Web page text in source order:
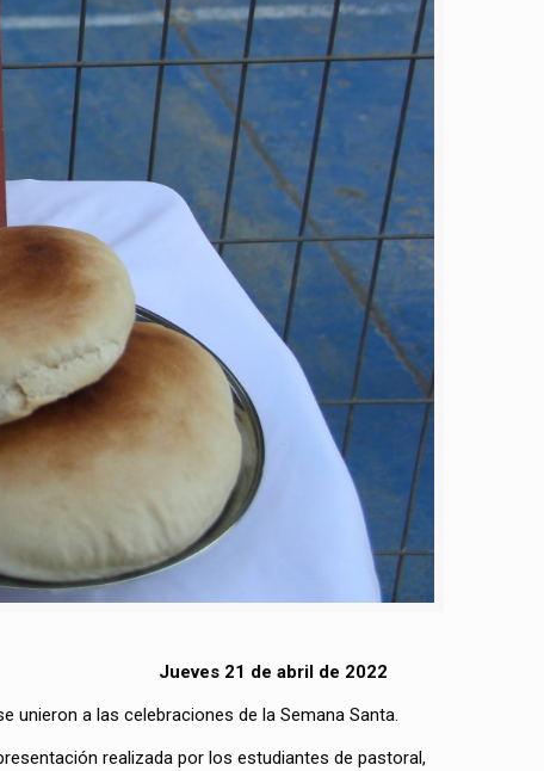
Jueves 21 de abril de 2022
unieron a las celebraciones de la Semana Santa.
realizada por los estudiantes de pastoral,